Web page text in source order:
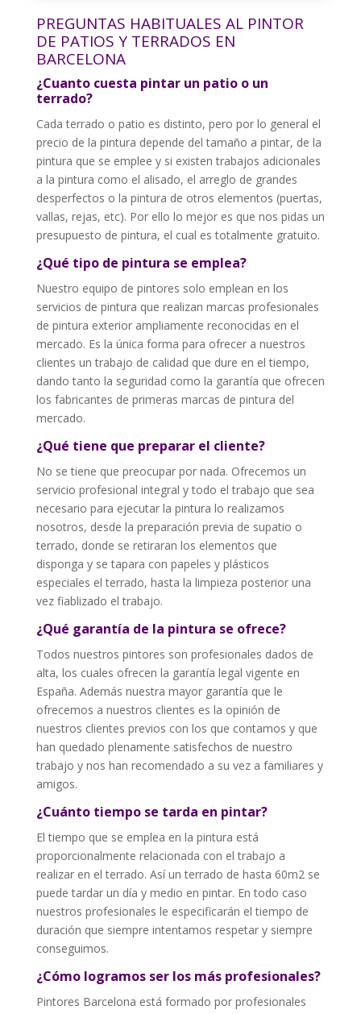
PREGUNTAS HABITUALES AL PINTOR
DE PATIOS Y TERRADOS EN
BARCELONA
¿Cuanto cuesta pintar un patio o un
terrado?
Cada terrado o patio es distinto, pero por lo general el
precio de la pintura depende del tamaño a pintar, de la
pintura que se emplee y si existen trabajos adicionales
a la pintura como el alisado, el arreglo de grandes
desperfectos o la pintura de otros elementos (puertas,
vallas, rejas, etc). Por ello lo mejor es que nos pidas un
presupuesto de pintura, el cual es totalmente gratuito.
¿Qué tipo de pintura se emplea?
Nuestro equipo de pintores solo emplean en los
servicios de pintura que realizan marcas profesionales
de pintura exterior ampliamente reconocidas en el
mercado. Es la única forma para ofrecer a nuestros
clientes un trabajo de calidad que dure en el tiempo,
dando tanto la seguridad como la garantía que ofrecen
los fabricantes de primeras marcas de pintura del
mercado.
¿Qué tiene que preparar el cliente?
No se tiene que preocupar por nada. Ofrecemos un
servicio profesional integral y todo el trabajo que sea
necesario para ejecutar la pintura lo realizamos
nosotros, desde la preparación previa de supatio o
terrado, donde se retiraran los elementos que
disponga y se tapara con papeles y plásticos
especiales el terrado, hasta la limpieza posterior una
vez fiablizado el trabajo.
¿Qué garantía de la pintura se ofrece?
Todos nuestros pintores son profesionales dados de
alta, los cuales ofrecen la garantía legal vigente en
España. Además nuestra mayor garantía que le
ofrecemos a nuestros clientes es la opinión de
nuestros clientes previos con los que contamos y que
han quedado plenamente satisfechos de nuestro
trabajo y nos han recomendado a su vez a familiares y
amigos.
¿Cuánto tiempo se tarda en pintar?
El tiempo que se emplea en la pintura está
proporcionalmente relacionada con el trabajo a
realizar en el terrado. Así un terrado de hasta 60m2 se
puede tardar un día y medio en pintar. En todo caso
nuestros profesionales le especificarán el tiempo de
duración que siempre intentamos respetar y siempre
conseguimos.
¿Cómo logramos ser los más profesionales?
Pintores Barcelona está formado por profesionales